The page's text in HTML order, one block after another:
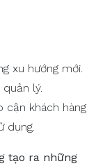
xu hướng mới.
lý.
cận khách hàng
dụng.
tạo ra những